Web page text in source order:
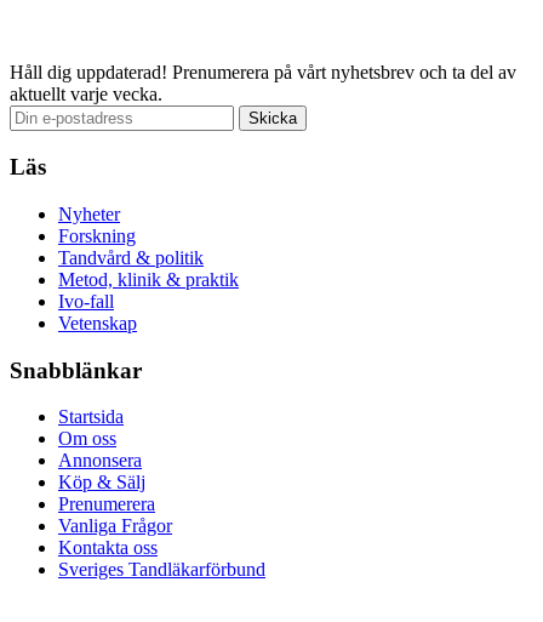
Håll dig uppdaterad! Prenumerera på vårt nyhetsbrev och ta del av
aktuellt varje vecka.
Läs
Nyheter
Forskning
Tandvård & politik
Metod, klinik & praktik
Ivo-fall
Vetenskap
Snabblänkar
Startsida
Om oss
Annonsera
Köp & Sälj
Prenumerera
Vanliga Frågor
Kontakta oss
Sveriges Tandläkarförbund